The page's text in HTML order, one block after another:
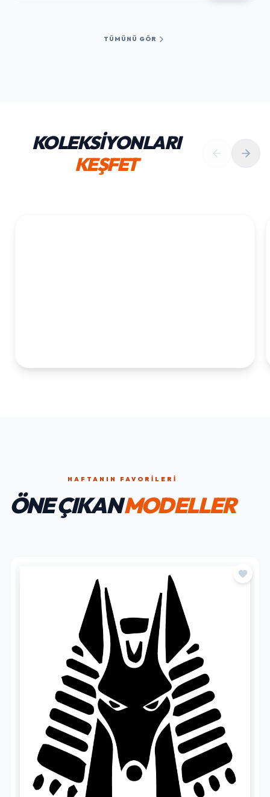
TÜMÜNÜ GÖR
KOLEKSİYONLARI
KEŞFET
HAFTANIN FAVORILERI
ÖNE ÇIKANMODELLER